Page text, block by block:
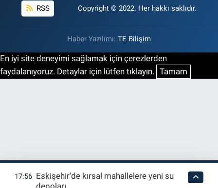
RSS Copyright © 2022. Her hakkı saklıdır.
Haber Yazılımı: TE Bilişim
En iyi site deneyimi sağlamak için çerezlerden
faydalanıyoruz. Detaylar için lütfen tıklayın. Tamam
17:56 Eskişehir'de kırsal mahallelere yeni su
depoları